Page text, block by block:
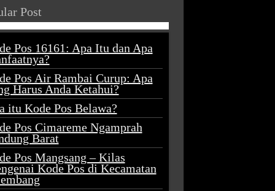
Post
Pos 16161: Apa Itu dan Apa
Pos Air Rambai Curup: Apa
Harus Anda Ketahui?
itu Kode Pos Belawa?
Pos Cimareme Ngamprah
Barat
Pos Mangsang – Kilas
Kode Pos di Kecamatan